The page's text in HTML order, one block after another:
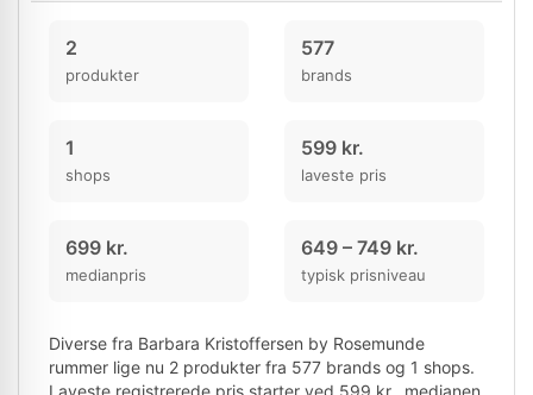
2
produkter
577
brands
1
shops
599 kr.
laveste pris
699 kr.
medianpris
649 – 749 kr.
typisk prisniveau
Diverse fra Barbara Kristoffersen by Rosemunde
rummer lige nu 2 produkter fra 577 brands og 1 shops.
Laveste registrerede pris starter ved 599 kr., medianen